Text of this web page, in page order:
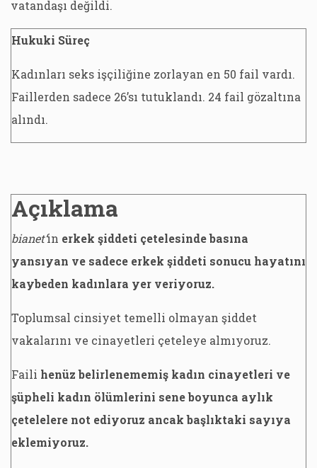
vatandaşı değildi.
Hukuki Süreç
Kadınları seks işçiliğine zorlayan en 50 fail vardı.
Faillerden sadece 26’sı tutuklandı. 24 fail gözaltına
alındı.
Açıklama
bianet’in erkek şiddeti çetelesinde basına
yansıyan ve sadece erkek şiddeti sonucu hayatını
kaybeden kadınlara yer veriyoruz.
Toplumsal cinsiyet temelli olmayan şiddet
vakalarını ve cinayetleri çeteleye almıyoruz.
Faili henüz belirlenememiş kadın cinayetleri ve
şüpheli kadın ölümlerini sene boyunca aylık
çetelelere not ediyoruz ancak başlıktaki sayıya
eklemiyoruz.